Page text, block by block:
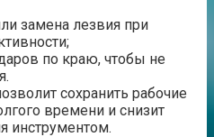
замена лезвия при
по краю, чтобы не
сохранить рабочие
времени и снизит
инструментом.